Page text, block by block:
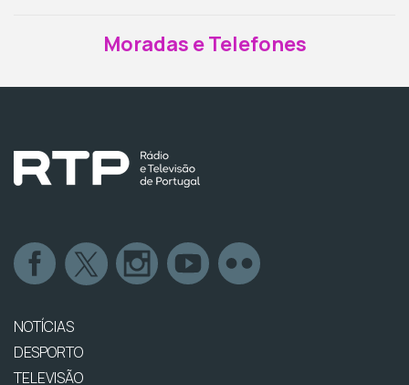
Moradas e Telefones
NOTÍCIAS
DESPORTO
TELEVISÃO